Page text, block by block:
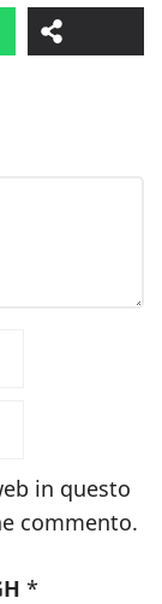
in questo
commento.
*